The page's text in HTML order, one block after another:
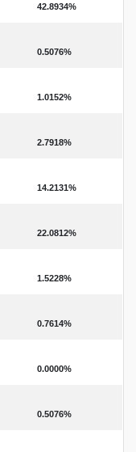
42.8934%
0.5076%
1.0152%
2.7918%
14.2131%
22.0812%
1.5228%
0.7614%
0.0000%
0.5076%